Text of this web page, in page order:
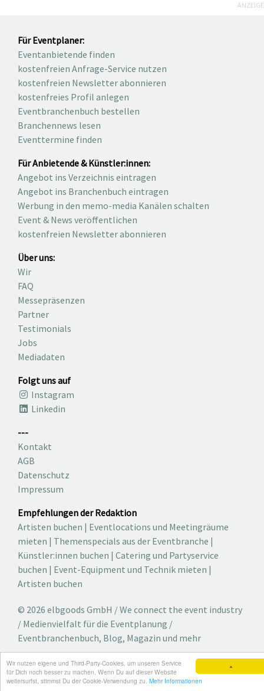
×
Wir nutzen eigene und Third-Party-Cookies, um unseren Service
für Dich noch besser zu machen. Wenn Du auf dieser Website
weitersurfst, stimmst Du der Cookie-Verwendung zu. Mehr Informationen
ANZEIGE
Für Eventplaner:
Eventanbietende finden
kostenfreien Anfrage-Service nutzen
kostenfreien Newsletter abonnieren
kostenfreies Profil anlegen
Eventbranchenbuch bestellen
Branchennews lesen
Eventtermine finden
Für Anbietende & Künstler:innen:
Angebot ins Verzeichnis eintragen
Angebot ins Branchenbuch eintragen
Werbung in den memo-media Kanälen schalten
Event & News veröffentlichen
kostenfreien Newsletter abonnieren
Über uns:
Wir
FAQ
Messepräsenzen
Partner
Testimonials
Jobs
Mediadaten
Folgt uns auf
Instagram
Linkedin
---
Kontakt
AGB
Datenschutz
Impressum
Empfehlungen der Redaktion
Artisten buchen | Eventlocations und Meetingräume
mieten | Themenspecials aus der Eventbranche |
Künstler:innen buchen | Catering und Partyservice
buchen | Event-Equipment und Technik mieten |
Artisten buchen
© 2026 elbgoods GmbH / We connect the event industry
/ Medienvielfalt für die Eventplanung /
Eventbranchenbuch, Blog, Magazin und mehr